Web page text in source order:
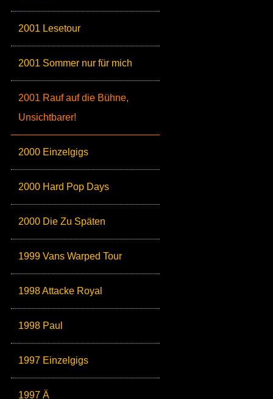
2001 Lesetour
2001 Sommer nur für mich
2001 Rauf auf die Bühne,
Unsichtbarer!
2000 Einzelgigs
2000 Hard Pop Days
2000 Die Zu Späten
1999 Vans Warped Tour
1998 Attacke Royal
1998 Paul
1997 Einzelgigs
1997 Ä